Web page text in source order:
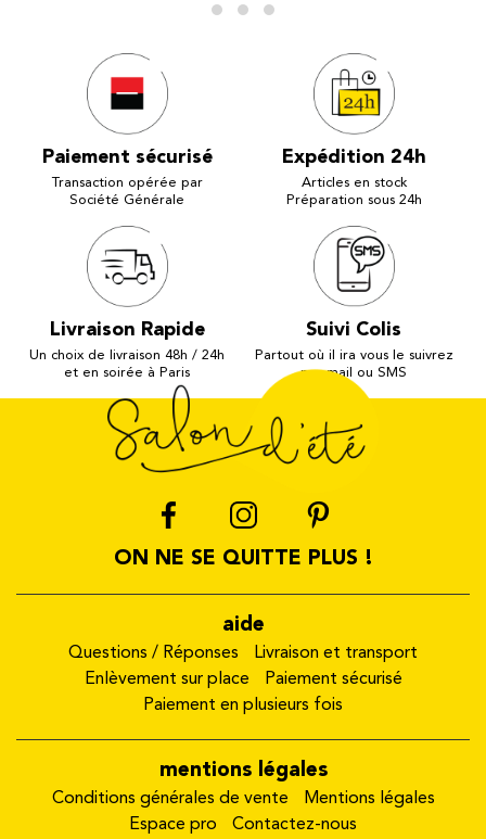
Paiement sécurisé
Transaction opérée par
Société Générale
Expédition 24h
Articles en stock
Préparation sous 24h
Livraison Rapide
Un choix de livraison 48h / 24h
et en soirée à Paris
Suivi Colis
Partout où il ira vous le suivrez
par mail ou SMS
ON NE SE QUITTE PLUS !
aide
Questions / Réponses
Livraison et transport
Enlèvement sur place
Paiement sécurisé
Paiement en plusieurs fois
mentions légales
Conditions générales de vente
Mentions légales
Espace pro
Contactez-nous